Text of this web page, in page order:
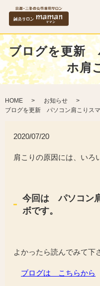
ブログを更新
ホ肩
HOME
お知らせ
ブログを更新 パソコン肩こりス
2020/07/20
肩こりの原因には、いろ
今回は パソコン
ボです。
よかったら読んでみて下
ブログは こちらから